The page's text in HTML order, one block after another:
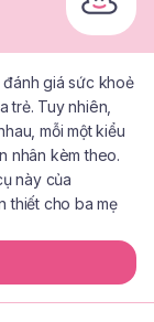
giá sức khoẻ
trẻ. Tuy nhiên,
mỗi một kiểu
nhân kèm theo.
này của
thiết cho ba mẹ